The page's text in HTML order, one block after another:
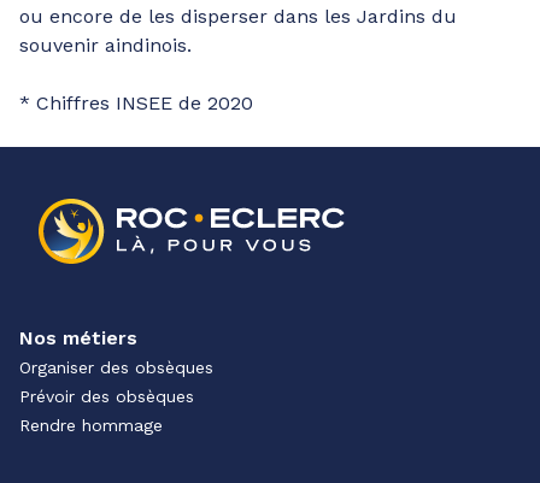
ou encore de les disperser dans les Jardins du
souvenir aindinois.
* Chiffres INSEE de 2020
Nos métiers
Organiser des obsèques
Prévoir des obsèques
Rendre hommage